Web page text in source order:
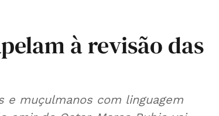
à revisão das
e muçulmanos com linguagem